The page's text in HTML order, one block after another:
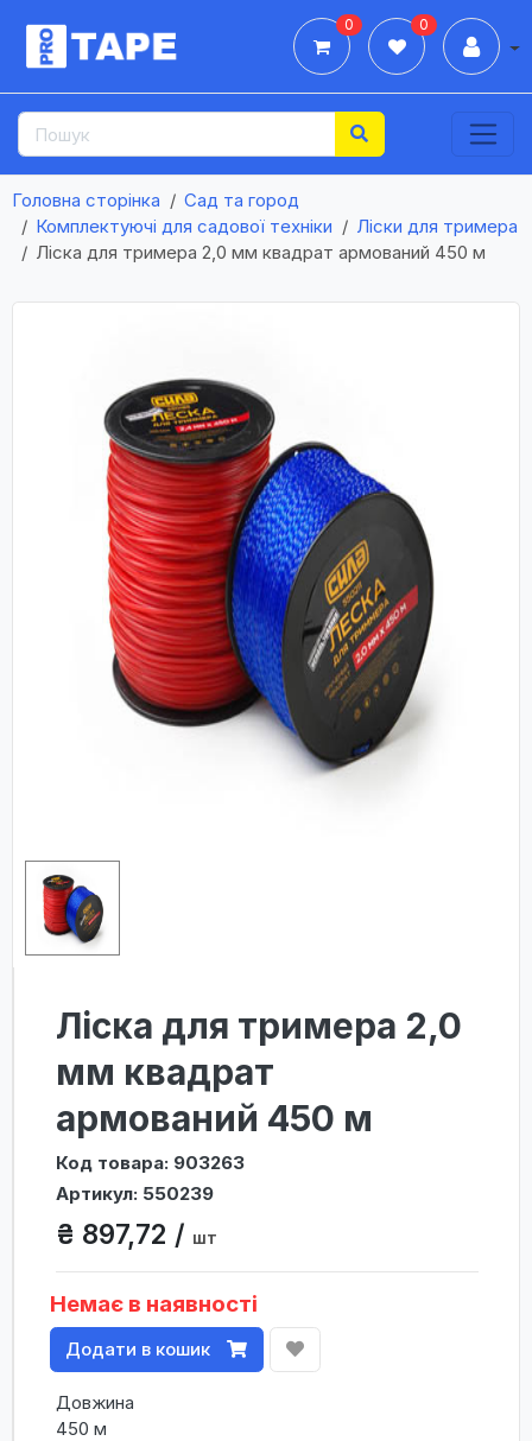
0 0
Головна сторінка
Сад та город
Комплектуючі для садової техніки
Ліски для тримера
Лiска для тримера 2,0 мм квадрат армований 450 м
Лiска для тримера 2,0
мм квадрат
армований 450 м
Код товара: 903263
Артикул: 550239
₴ 897,72 / шт
Немає в наявності
Додати в кошик
Довжина
450 м